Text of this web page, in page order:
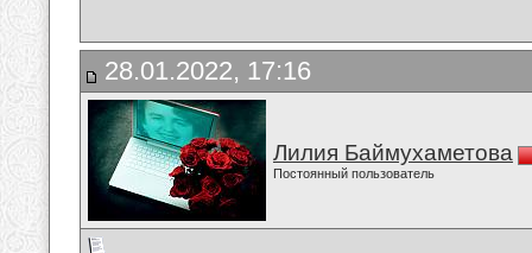
28.01.2022, 17:16
Лилия Баймухаметова
Постоянный пользователь